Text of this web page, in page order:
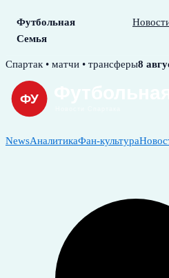
Футбольная
Семья
Skip
content
Спартак • матчи • трансферы8
NewsАналитикаФан-культура